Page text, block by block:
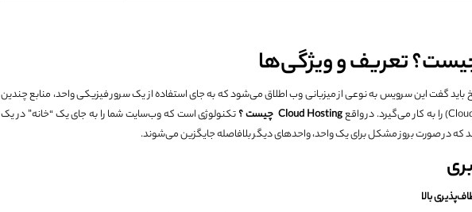
تعریف و ویژگی‌ها
باید گفت این سرویس به نوعی از میزبانی وب اطلاق می‌شود که به جای استفاده از یک سرور فیزیکی واحد، منابع چندین
Cloud Hosting چیست ؟تکنولوژی است که وب‌سایت شما را به جای یک “خانه” در یک
در صورت بروز مشکل برای یک واحد، واحدهای دیگر بلافاصله جایگزین می‌شوند.
بالا